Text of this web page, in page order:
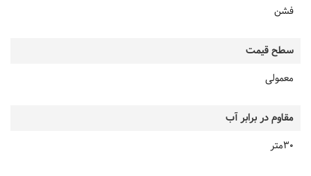
فشن
سطح قیمت
معمولی
مقاوم در برابر آب
30متر